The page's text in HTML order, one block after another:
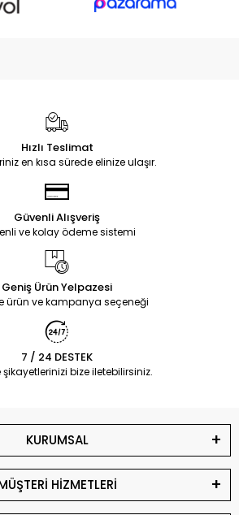
Hızlı Teslimat
en kısa sürede elinize ulaşır.
Güvenli Alışveriş
ve kolay ödeme sistemi
Geniş Ürün Yelpazesi
ürün ve kampanya seçeneği
7 / 24 DESTEK
şikayetlerinizi bize iletebilirsiniz.
KURUMSAL
HİZMETLERİ